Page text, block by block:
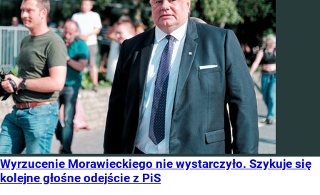
Wyrzucenie Morawieckiego nie wystarczyło. Szykuje się
kolejne głośne odejście z PiS